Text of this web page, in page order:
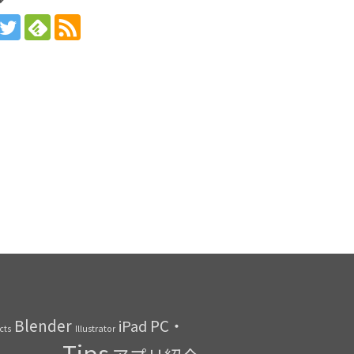
Blender Illustrator iPad PC・